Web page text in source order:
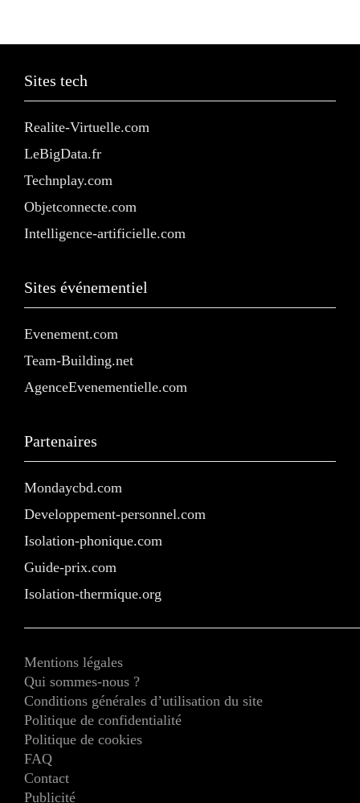
Sites tech
Realite-Virtuelle.com
LeBigData.fr
Technplay.com
Objetconnecte.com
Intelligence-artificielle.com
Sites événementiel
Evenement.com
Team-Building.net
AgenceEvenementielle.com
Partenaires
Mondaycbd.com
Developpement-personnel.com
Isolation-phonique.com
Guide-prix.com
Isolation-thermique.org
Mentions légales
Qui sommes-nous ?
Conditions générales d’utilisation du site
Politique de confidentialité
Politique de cookies
FAQ
Contact
Publicité